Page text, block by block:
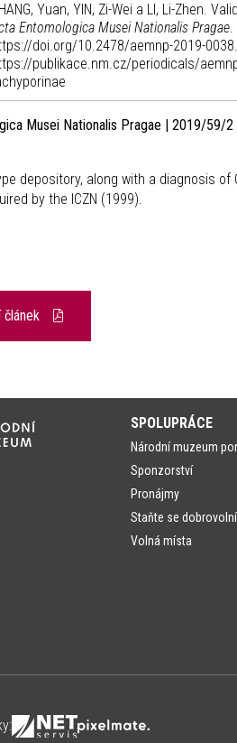
Yuan, YIN, Zi-Wei a LI, Li-Zhen.
Entomologica Musei Nationalis Pragae.
doi.org/10.2478/aemnp-2019-
publikace.nm.cz/periodicals/
Musei Nationalis Pragae | 2019/59/2
depository, along with a diagnosis
by the ICZN (1999).
článek
SPOLUPRÁCE
Národní muzeum
Sponzorství
Pronájmy
Staňte se
Volná místa